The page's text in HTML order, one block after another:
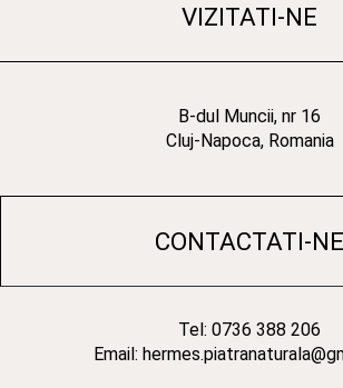
VIZITATI-NE
B-dul Muncii, nr 16
Cluj-Napoca, Romania
CONTACTATI-NE
Tel: 0736 388 206
Email: